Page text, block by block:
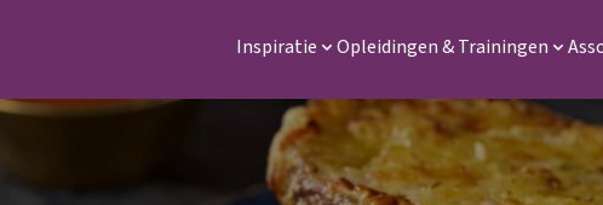
Inspiratie Opleidingen & Trainingen
InspiratieOpleidingen &